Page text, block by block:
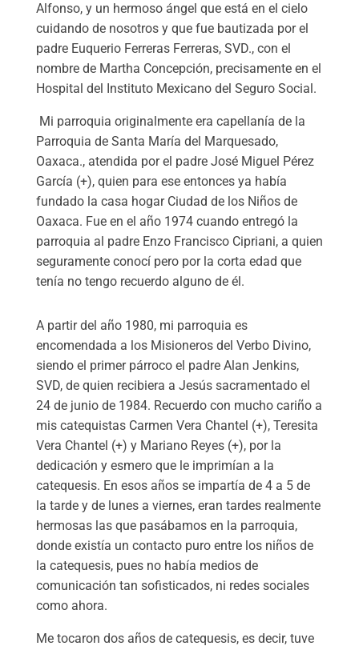
Alfonso, y un hermoso ángel que está en el cielo
cuidando de nosotros y que fue bautizada por el
padre Euquerio Ferreras Ferreras, SVD., con el
nombre de Martha Concepción, precisamente en el
Hospital del Instituto Mexicano del Seguro Social.
Mi parroquia originalmente era capellanía de la
Parroquia de Santa María del Marquesado,
Oaxaca., atendida por el padre José Miguel Pérez
García (+), quien para ese entonces ya había
fundado la casa hogar Ciudad de los Niños de
Oaxaca. Fue en el año 1974 cuando entregó la
parroquia al padre Enzo Francisco Cipriani, a quien
seguramente conocí pero por la corta edad que
tenía no tengo recuerdo alguno de él.
A partir del año 1980, mi parroquia es
encomendada a los Misioneros del Verbo Divino,
siendo el primer párroco el padre Alan Jenkins,
SVD, de quien recibiera a Jesús sacramentado el
24 de junio de 1984. Recuerdo con mucho cariño a
mis catequistas Carmen Vera Chantel (+), Teresita
Vera Chantel (+) y Mariano Reyes (+), por la
dedicación y esmero que le imprimían a la
catequesis. En esos años se impartía de 4 a 5 de
la tarde y de lunes a viernes, eran tardes realmente
hermosas las que pasábamos en la parroquia,
donde existía un contacto puro entre los niños de
la catequesis, pues no había medios de
comunicación tan sofisticados, ni redes sociales
como ahora.
Me tocaron dos años de catequesis, es decir, tuve